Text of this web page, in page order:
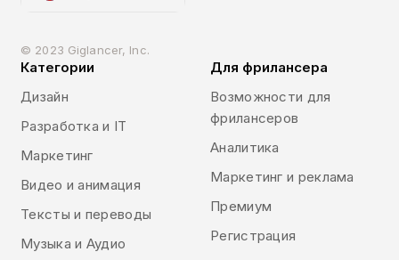
© 2023 Giglancer, Inc.
Категории
Дизайн
Разработка и IT
Маркетинг
Видео и анимация
Тексты и переводы
Музыка и Аудио
Для фрилансера
Возможности для
фрилансеров
Аналитика
Маркетинг и реклама
Премиум
Регистрация